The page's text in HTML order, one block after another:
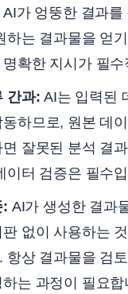
가 엉뚱한 결과를
하는 결과물을 얻
확한 지시가 필
간과: AI는 입력된
하므로, 원본 데
면 잘못된 분석 결
이터 검증은 필수
: AI가 생성한 결과
없이 사용하는
항상 결과물을 검
는 과정이 필요합